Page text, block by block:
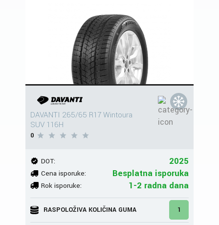
DAVANTI 265/65 R17 Wintoura
SUV 116H
0
DOT: 2025
Cena isporuke: Besplatna isporuka
Rok isporuke: 1-2 radna dana
RASPOLOŽIVA KOLIČINA GUMA 1